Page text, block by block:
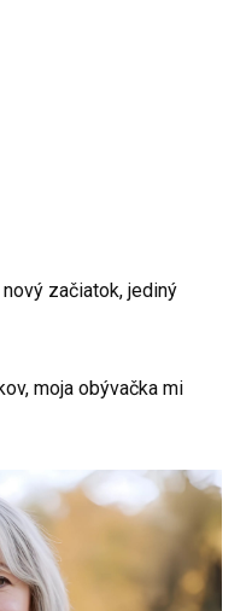
začiatok, jediný
moja obývačka mi